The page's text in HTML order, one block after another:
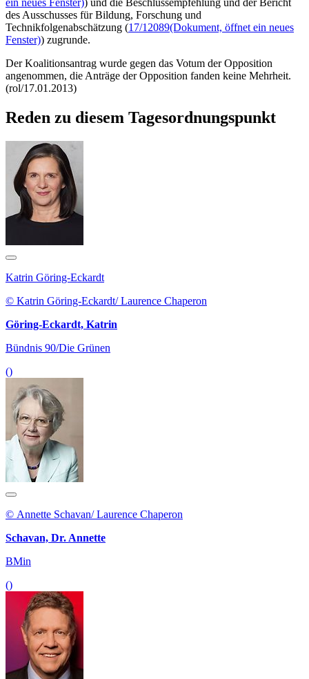
ein neues Fenster)) und die Beschlussempfehlung und der Bericht
des Ausschusses für Bildung, Forschung und
Technikfolgenabschätzung (17/12089(Dokument, öffnet ein neues
Fenster)) zugrunde.
Der Koalitionsantrag wurde gegen das Votum der Opposition
angenommen, die Anträge der Opposition fanden keine Mehrheit.
(rol/17.01.2013)
Reden zu diesem Tagesordnungspunkt
Katrin Göring-Eckardt
© Katrin Göring-Eckardt/ Laurence Chaperon
Göring-Eckardt, Katrin
Bündnis 90/Die Grünen
()
© Annette Schavan/ Laurence Chaperon
Schavan, Dr. Annette
BMin
()